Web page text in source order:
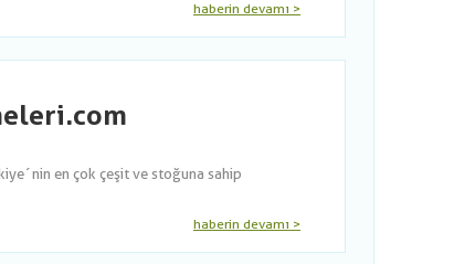
haberin devamı >
en çok çeşit ve stoğuna sahip
haberin devamı >